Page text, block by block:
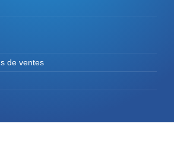
de ventes